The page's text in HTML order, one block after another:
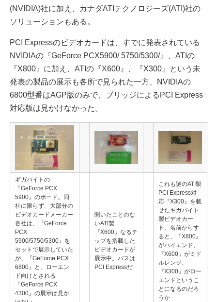
(NVIDIA)社に加え、カナダATIテクノロジーズ(ATI)社の
ソリューションもある。
PCI Expressのビデオカードは、すでに発表されている
NVIDIAの『GeForce PCX5900/ 5750/5300/』、ATIの
『X800』に加え、ATIの『X600』、『X300』という未
発表の製品の展示も各所で見られた一方、NVIDIAの
6800型番はAGP版のみで、ブリッジによるPCI Express
対応版は見かけなかった。
ギガバイトの
『GeForce PCX
5900』のボード。同
社に限らず、大部分の
ビデオカードメーカー
各社は、『GeForce
PCX
5900/5750/5300』を
セットで展示していた
が、『GeForce PCX
6800』と、ローエン
ド向けとされる
『GeForce PCX
4300』の展示は見か
聞いたことのな
いATI製
『X600』なるチ
ップを搭載した
ビデオカードが
展示中。バスは
PCI Expressだ
これも謎のATI製
PCI Express対
応『X300』を載
せたギガバイト
製ビデオカー
ド。名前からす
ると、『X800』
がハイエンド、
『X600』がミド
ルレンジ、
『X300』がロー
エンドというこ
とになるのだろ
うか